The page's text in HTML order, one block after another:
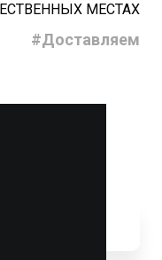
МЕСТАХ
#Доставляем